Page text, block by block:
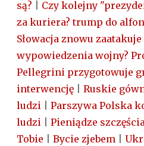
są?
Czy kolejny
za kuriera? trump do
Słowacja znowu
wypowiedzenia wojny?
Pellegrini przygotowuje
interwencję
Ruskie
ludzi
Parszywa Polska
ludzi
Pieniądze
Tobie
Bycie zjebem